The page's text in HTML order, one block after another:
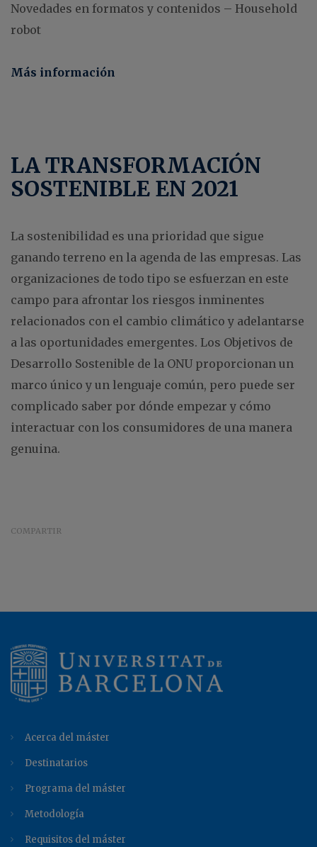
Novedades en formatos y contenidos – Household
robot
Más información
LA TRANSFORMACIÓN
SOSTENIBLE EN 2021
La sostenibilidad es una prioridad que sigue
ganando terreno en la agenda de las empresas. Las
organizaciones de todo tipo se esfuerzan en este
campo para afrontar los riesgos inminentes
relacionados con el cambio climático y adelantarse
a las oportunidades emergentes. Los Objetivos de
Desarrollo Sostenible de la ONU proporcionan un
marco único y un lenguaje común, pero puede ser
complicado saber por dónde empezar y cómo
interactuar con los consumidores de una manera
genuina.
COMPARTIR
Acerca del máster
Destinatarios
Programa del máster
Metodología
Requisitos del máster